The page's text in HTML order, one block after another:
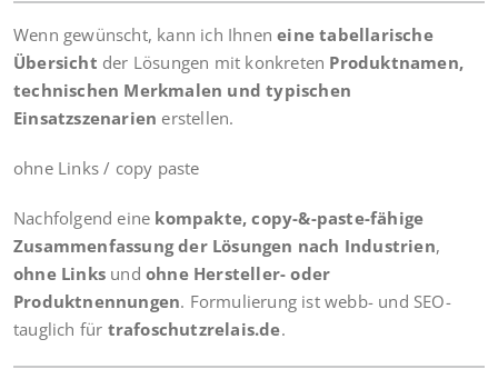
Wenn gewünscht, kann ich Ihneneine tabellarische
Übersicht der Lösungen mit konkreten Produktnamen,
technischen Merkmalen und typischen
Einsatzszenarien erstellen.
ohne Links / copy paste
Nachfolgend eine kompakte, copy-&-paste-fähige
Zusammenfassung der Lösungen nach Industrien,
ohne Links und ohne Hersteller- oder
Produktnennungen. Formulierung ist webb- und SEO-
tauglich für trafoschutzrelais.de.